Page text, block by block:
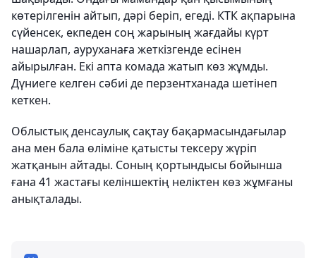
көтерілгенін айтып, дәрі беріп, егеді. КТК ақпарына
сүйенсек, екпеден соң жарының жағдайы күрт
нашарлап, ауруханаға жеткізгенде есінен
айырылған. Екі апта комада жатып көз жұмды.
Дүниеге келген сәбиі де перзентханада шетінеп
кеткен.
Облыстық денсаулық сақтау бақармасындағылар
ана мен бала өліміне қатысты тексеру жүріп
жатқанын айтады. Соның қортындысы бойынша
ғана 41 жастағы келіншектің неліктен көз жұмғаны
анықталады.